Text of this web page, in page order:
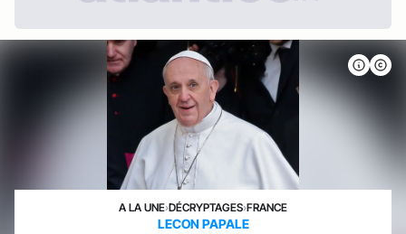
A LA UNE›DÉCRYPTAGES›FRANCE
LECON PAPALE